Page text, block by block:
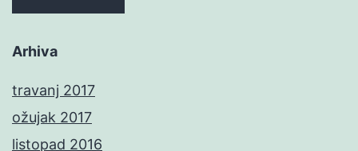
Arhiva
travanj 2017
ožujak 2017
listopad 2016